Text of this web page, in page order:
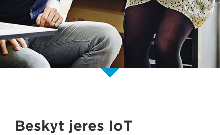
Beskyt jeres IoT